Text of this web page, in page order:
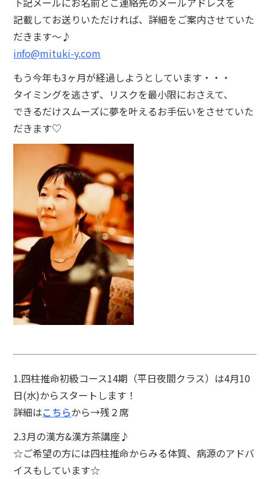
記載してお送りいただければ、詳細をご案内させていた
だきます～♪
info@mituki-y.com
もう今年も3ヶ月が経過しようとしています・・・
タイミングを逃さず、リスクを最小限におさえて、
できるだけスムーズに夢を叶えるお手伝いをさせていた
だきます♡
1.四柱推命初級コース14期（平日夜間クラス）は4月10
日(水)からスタートします！
詳細はこちらから→残２席
2.3月の漢方&漢方茶講座♪
☆ご希望の方には四柱推命からみる体質、病源のアドバ
イスもしています☆